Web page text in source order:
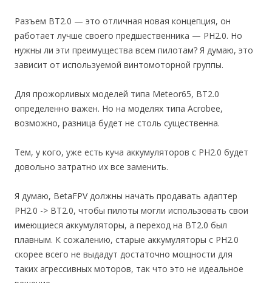
Разъем BT2.0 — это отличная новая концепция, он
работает лучше своего предшественника — PH2.0. Но
нужны ли эти преимущества всем пилотам? Я думаю, это
зависит от используемой винтомоторной группы.
Для прожорливых моделей типа Meteor65, BT2.0
определенно важен. Но на моделях типа Acrobee,
возможно, разница будет не столь существенна.
Тем, у кого, уже есть куча аккумуляторов с PH2.0 будет
довольно затратно их все заменить.
Я думаю, BetaFPV должны начать продавать адаптер
PH2.0 -> BT2.0, чтобы пилоты могли использовать свои
имеющиеся аккумуляторы, а переход на BT2.0 был
плавным. К сожалению, старые аккумуляторы с PH2.0
скорее всего не выдадут достаточно мощности для
таких агрессивных моторов, так что это не идеальное